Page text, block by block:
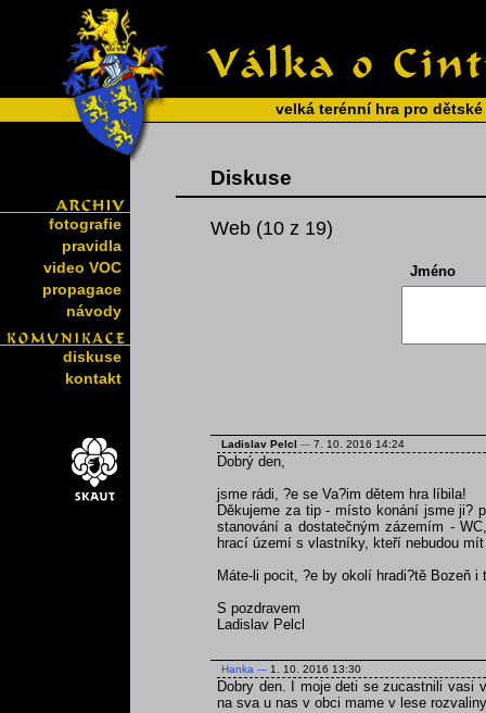
velká terénní hra pro
fotografie
pravidla
video VOC
propagace
návody
diskuse
kontakt
Diskuse
Web (10 z 19)
Jméno
Ladislav Pelcl --- 7. 10. 2016 14:24
Dobrý den,
jsme rádi, ?e se Va?im dětem hra líbila!
Děkujeme za tip - místo konání jsme ji?
stanování a dostatečným zázemím -
hrací území s vlastníky, kteří nebudou
Máte-li pocit, ?e by okolí hradi?tě Bozeň
S pozdravem
Ladislav Pelcl
Hanka --- 1. 10. 2016 13:30
Dobry den. I moje deti se zucastnili vasi
na sva u nas v obci mame v lese